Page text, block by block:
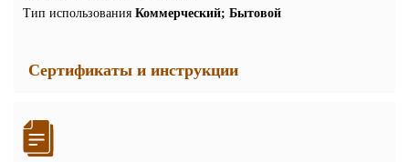
Тип использования Коммерческий; Бытовой
Сертификаты и инструкции